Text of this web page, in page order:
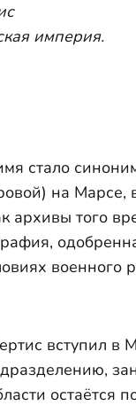
империя.
стало
на
архивы того
вступил
остаётся